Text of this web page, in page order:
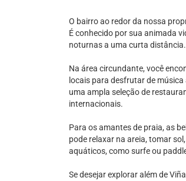
O bairro ao redor da nossa
É conhecido por sua animada
noturnas a uma curta distância.
Na área circundante, você
locais para desfrutar de
uma ampla seleção de
internacionais.
Para os amantes de praia, as
pode relaxar na areia, tomar
aquáticos, como surfe ou
Se desejar explorar além de